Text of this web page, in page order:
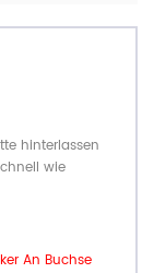
hinterlassen
wie
An Buchse